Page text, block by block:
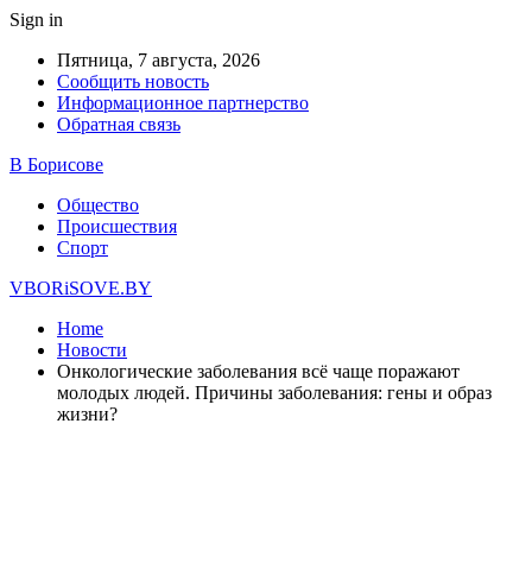
Sign in
Пятница, 7 августа, 2026
Сообщить новость
Информационное партнерство
Обратная связь
В Борисове
Общество
Происшествия
Спорт
VBORiSOVE.BY
Home
Новости
Онкологические заболевания всё чаще поражают
молодых людей. Причины заболевания: гены и образ
жизни?